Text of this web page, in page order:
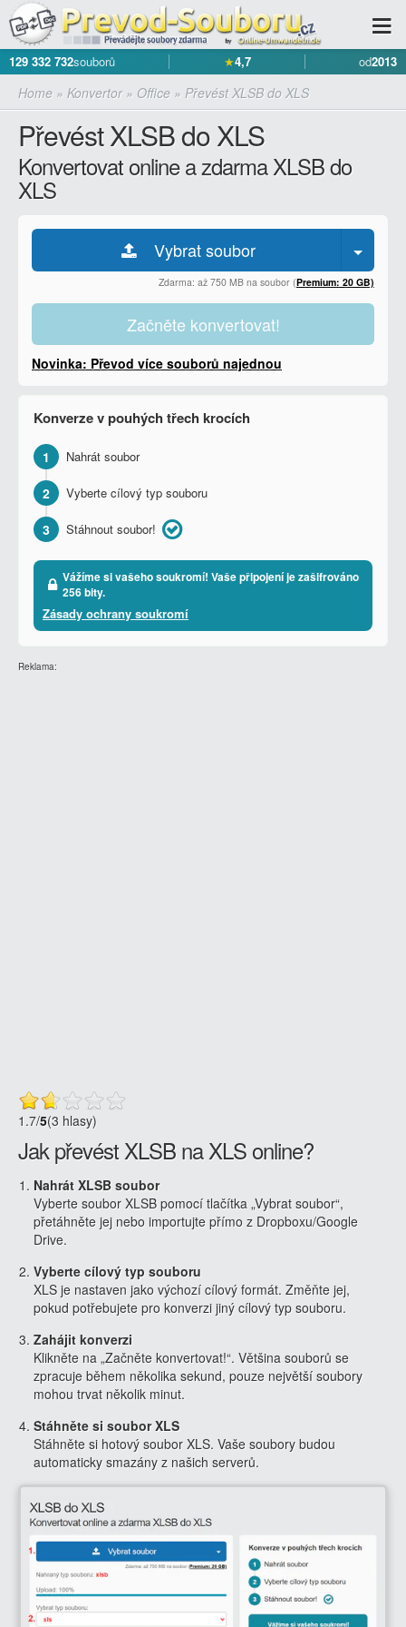
129 332 732souborů ★4,7 od2013
Home » Konvertor» Office » Převést XLSB do XLS
Převést XLSB do XLS
Konvertovat online a zdarma XLSB do
XLS
Vybrat soubor
Zdarma: až 750 MB na soubor (Premium: 20 GB)
Začněte konvertovat!
Novinka: Převod více souborů najednou
Konverze v pouhých třech krocích
1 Nahrát soubor
2 Vyberte cílový typ souboru
3 Stáhnout soubor!
Vážíme si vašeho soukromí! Vaše připojení je zašifrováno
256 bity.
Zásady ochrany soukromí
Reklama:
1.7/5(3 hlasy)
Jak převést XLSB na XLS online?
Nahrát XLSB soubor
Vyberte soubor XLSB pomocí tlačítka „Vybrat soubor“,
přetáhněte jej nebo importujte přímo z Dropboxu/Google
Drive.
Vyberte cílový typ souboru
XLS je nastaven jako výchozí cílový formát. Změňte jej,
pokud potřebujete pro konverzi jiný cílový typ souboru.
Zahájit konverzi
Klikněte na „Začněte konvertovat!“. Většina souborů se
zpracuje během několika sekund, pouze největší soubory
mohou trvat několik minut.
Stáhněte si soubor XLS
Stáhněte si hotový soubor XLS. Vaše soubory budou
automaticky smazány z našich serverů.